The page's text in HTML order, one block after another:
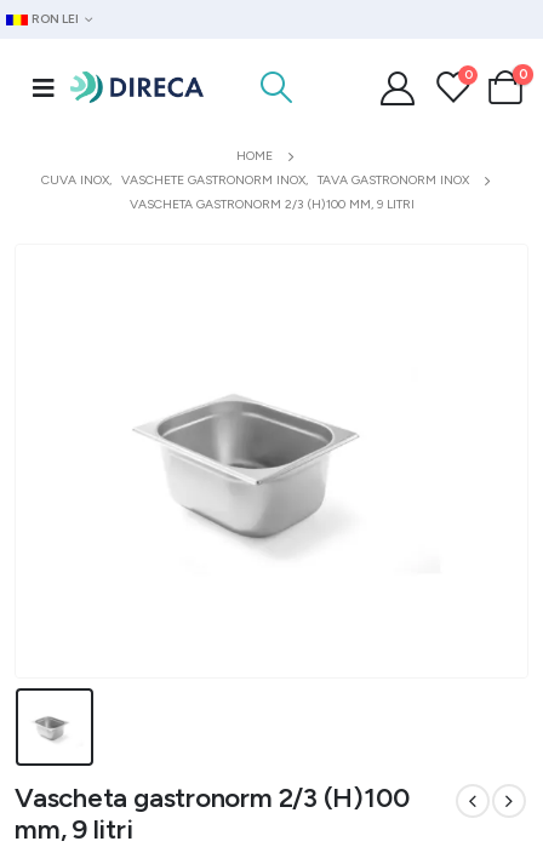
RON LEI
0 0
HOME
CUVA INOX, VASCHETE GASTRONORM INOX, TAVA GASTRONORM INOX
VASCHETA GASTRONORM 2/3 (H)100 MM, 9 LITRI
Vascheta gastronorm 2/3 (H)100
mm, 9 litri